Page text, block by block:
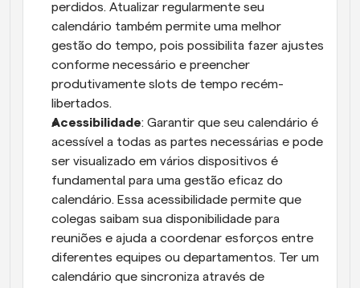
perdidos. Atualizar regularmente seu
calendário também permite uma melhor
gestão do tempo, pois possibilita fazer ajustes
conforme necessário e preencher
produtivamente slots de tempo recém-
libertados.
Acessibilidade: Garantir que seu calendário é
acessível a todas as partes necessárias e pode
ser visualizado em vários dispositivos é
fundamental para uma gestão eficaz do
calendário. Essa acessibilidade permite que
colegas saibam sua disponibilidade para
reuniões e ajuda a coordenar esforços entre
diferentes equipes ou departamentos. Ter um
calendário que sincroniza através de